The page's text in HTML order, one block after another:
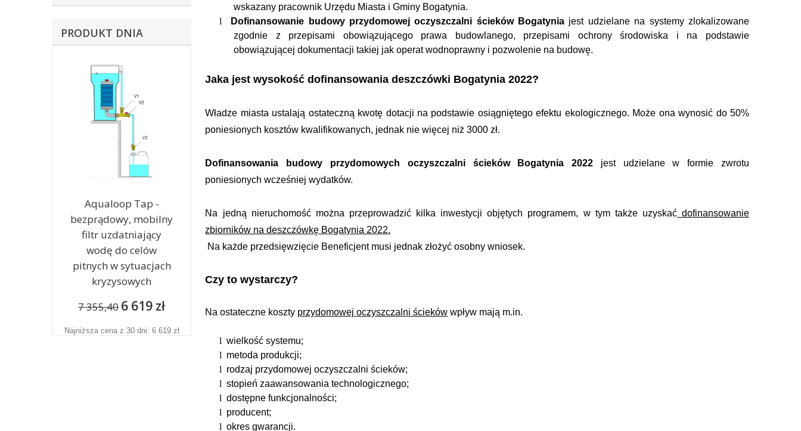
PRODUKT DNIA
Aqualoop Tap -
bezprądowy, mobilny
filtr uzdatniający
wodę do celów
pitnych w sytuacjach
kryzysowych
7 355,40 6 619 zł
Najniższa cena z 30 dni: 6 619 zł
wskazany pracownik Urzędu Miasta i Gminy Bogatynia.
l
Dofinansowanie budowy przydomowej oczyszczalni ścieków Bogatynia jest udzielane na systemy zlokalizowane
zgodnie z przepisami obowiązującego prawa budowlanego, przepisami ochrony środowiska i na podstawie
obowiązującej dokumentacji takiej jak operat wodnoprawny i pozwolenie na budowę.
Jaka jest wysokość dofinansowania deszczówki Bogatynia 2022?
Władze miasta ustalają ostateczną kwotę dotacji na podstawie osiągniętego efektu ekologicznego. Może ona wynosić do 50%
poniesionych kosztów kwalifikowanych, jednak nie więcej niż 3000 zł.
Dofinansowania budowy przydomowych oczyszczalni ścieków Bogatynia 2022 jest udzielane w formie zwrotu
poniesionych wcześniej wydatków.
Na jedną nieruchomość można przeprowadzić kilka inwestycji objętych programem, w tym także uzyskaćdofinansowanie
zbiorników na deszczówkę Bogatynia 2022.
Na każde przedsięwzięcie Beneficjent musi jednak złożyć osobny wniosek.
Czy to wystarczy?
Na ostateczne koszty przydomowej oczyszczalni ścieków wpływ mają m.in.
l wielkość systemu;
l metoda produkcji;
l rodzaj przydomowej oczyszczalni ścieków;
l stopień zaawansowania technologicznego;
l dostępne funkcjonalności;
l producent;
l okres gwarancji.